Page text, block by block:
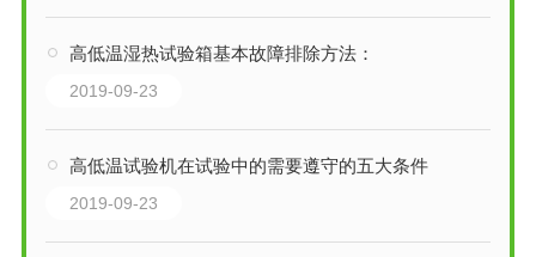
高低温湿热试验箱基本故障排除方法：
2019-09-23
高低温试验机在试验中的需要遵守的五大条件
2019-09-23